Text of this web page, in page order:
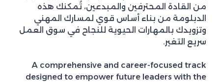
من القادة المحترفين والمبدعين، تُمكنك هذه
الدبلومة من بناء أساس قوي لمسارك المهني
وتزويدك بالمهارات الحيوية للنجاح في سوق العمل
سريع التغير.
A comprehensive and career-focused track
designed to empower future leaders with the